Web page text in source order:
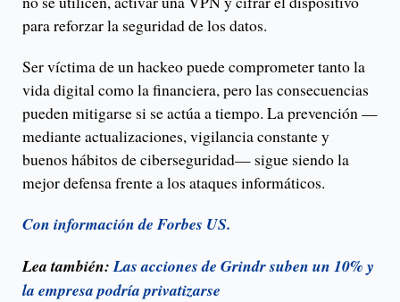
para reforzar la seguridad de los datos.
Ser víctima de un hackeo puede comprometer tanto la
vida digital como la financiera, pero las consecuencias
pueden mitigarse si se actúa a tiempo. La prevención —
mediante actualizaciones, vigilancia constante y
buenos hábitos de ciberseguridad— sigue siendo la
mejor defensa frente a los ataques informáticos.
Con información de Forbes US.
Lea también:Las acciones de Grindr suben un 10% y
la empresa podría privatizarse